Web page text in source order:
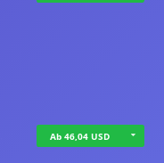
Ab 46,04 USD